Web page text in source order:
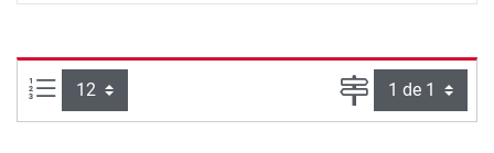
Artículos por página: Página